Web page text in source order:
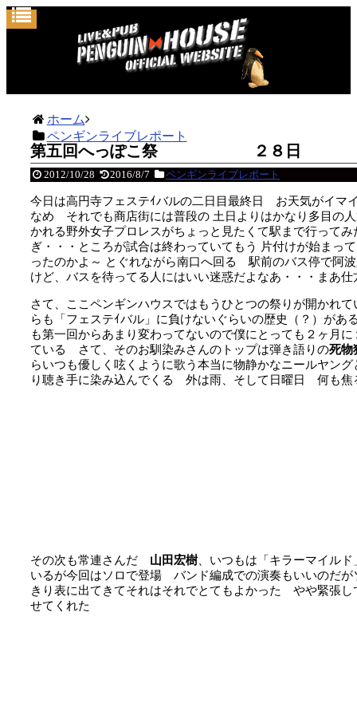
ホーム
ペンギンライブレポート
第五回へっぽこ祭 ２８日
2012/10/28 2016/8/7 ペンギンライブレポート
今日は高円寺フェステｲバルの二日目最終日 お天気がイマ
なめ それでも商店街には普段の 土日よりはかなり多目の
かれる野外女子プロレスがちょっと見たくて駅まで行ってみ
ぎ・・・ところが試合は終わっていてもう
片付けが始まっ
ったのかよ～ とぐれながら南口へ回る 駅前のバス停で阿
けど、バスを待ってる人にはいい迷惑だよなあ・・・まあ
さて、ここペンギンハウスではもうひとつの祭りが開かれ
らも「フェステｲバル」に負けないぐらいの歴史（？）があ
も第一回からあまり変わってないので僕にとっても２ヶ月
ている さて、そのお馴染みさんのトップは弾き語りの死物
らいつも優しく呟くように歌う本当に物静かなニールヤン
り聴き手に染み込んでくる 外は雨、そして日曜日 何も焦
その次も常連さんだ 山田宏樹、いつもは「キラーマイル
いるが今回はソロで登場 バンド編成での演奏もいいのだ
きり表に出てきてそれはそれでとてもよかった やや緊張
せてくれた